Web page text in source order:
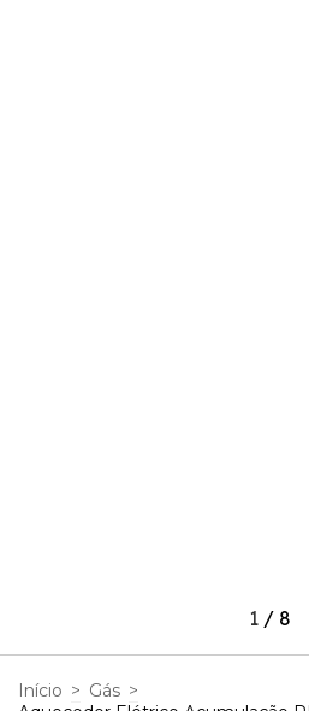
1/ 8
Início > Gás >